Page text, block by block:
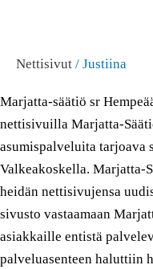
Nettisivut / Justiina
Marjatta-säätiö sr
nettisivuilla Marjatta-
asumispalveluita tarjoava
Valkeakoskella. Marjatta-
heidän nettisivujensa
sivusto vastaamaan
asiakkaille entistä
palveluasenteen haluttiin